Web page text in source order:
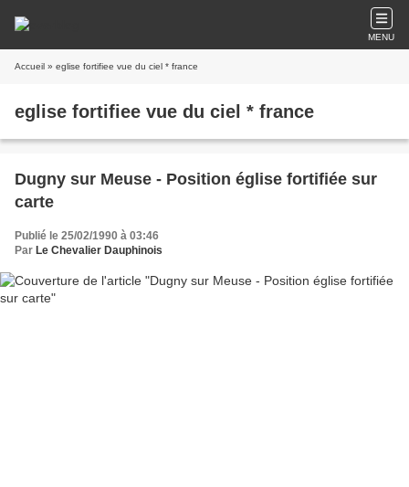
MENU
Accueil » eglise fortifiee vue du ciel * france
eglise fortifiee vue du ciel * france
Dugny sur Meuse - Position église fortifiée sur
carte
Publié le 25/02/1990 à 03:46
Par Le Chevalier Dauphinois